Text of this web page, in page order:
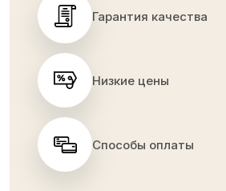
Гарантия качества
Низкие цены
Способы оплаты